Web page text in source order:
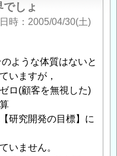
しょ
時
2005/04/30(土)
ような体質はないと
いますが，
ロ(顧客を無視した)
研究開発の目標】に
いません。